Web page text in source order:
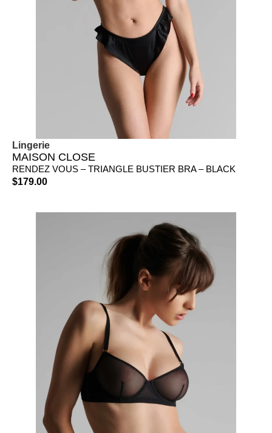
Lingerie
MAISON CLOSE
RENDEZ VOUS – TRIANGLE BUSTIER BRA – BLACK
$179.00